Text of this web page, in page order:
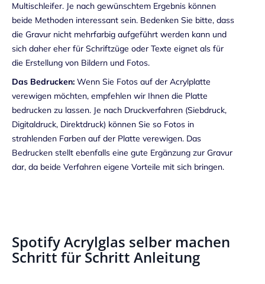
Multischleifer. Je nach gewünschtem Ergebnis können
beide Methoden interessant sein. Bedenken Sie bitte, dass
die Gravur nicht mehrfarbig aufgeführt werden kann und
sich daher eher für Schriftzüge oder Texte eignet als für
die Erstellung von Bildern und Fotos.
Das Bedrucken: Wenn Sie Fotos auf der Acrylplatte
verewigen möchten, empfehlen wir Ihnen die Platte
bedrucken zu lassen. Je nach Druckverfahren (Siebdruck,
Digitaldruck, Direktdruck) können Sie so Fotos in
strahlenden Farben auf der Platte verewigen. Das
Bedrucken stellt ebenfalls eine gute Ergänzung zur Gravur
dar, da beide Verfahren eigene Vorteile mit sich bringen.
Spotify Acrylglas selber machen
Schritt für Schritt Anleitung